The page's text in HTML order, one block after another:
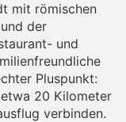
mit römischen
der
und
Pluspunkt:
20 Kilometer
verbinden.